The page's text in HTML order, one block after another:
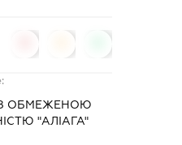
ОБМЕЖЕНОЮ
"АЛІАГА"